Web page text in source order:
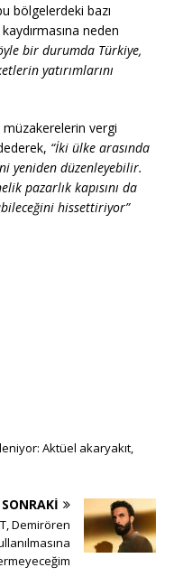
bölgelerdeki bazı
neden
bir durumda Türkiye,
yatırımlarını
müzakerelerin vergi
“İki ülke arasında
yeniden düzenleyebilir.
pazarlık kapısını da
hissettiriyor”
Aktüel akaryakıt,
SONRAKI
Demirören